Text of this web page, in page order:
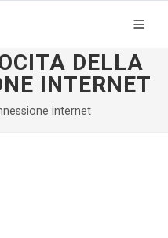
DELLA
INTERNET
internet